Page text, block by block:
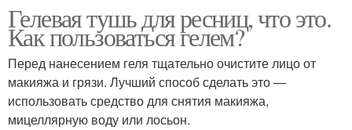
Гелевая тушь для ресниц, что это.
Как пользоваться гелем?
Перед нанесением геля тщательно очистите лицо от
макияжа и грязи. Лучший способ сделать это —
использовать средство для снятия макияжа,
мицеллярную воду или лосьон.